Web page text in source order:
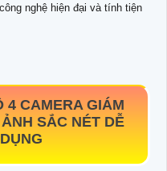
nghệ hiện đại và tính tiện
4 CAMERA GIÁM
SẮC NÉT DỄ